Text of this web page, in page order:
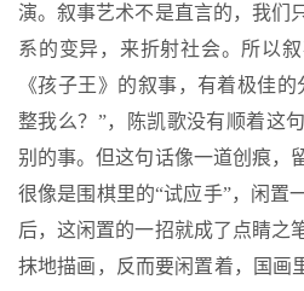
演。叙事艺术不是直言的，我们
系的变异，来折射社会。所以
《孩子王》的叙事，有着极佳
整我么？”，陈凯歌没有顺着这
别的事。但这句话像一道创痕，
很像是围棋里的“试应手”，闲置
后，这闲置的一招就成了点睛之
抹地描画，反而要闲置着，国画